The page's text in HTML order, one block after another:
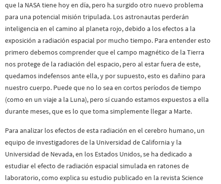
que la NASA tiene hoy en día, pero ha surgido otro nuevo problema
para una potencial misión tripulada. Los astronautas perderán
inteligencia en el camino al planeta rojo, debido a los efectos a la
exposición a radiación espacial por mucho tiempo. Para entender esto
primero debemos comprender que el campo magnético de la Tierra
nos protege de la radiación del espacio, pero al estar fuera de este,
quedamos indefensos ante ella, y por supuesto, esto es dañino para
nuestro cuerpo. Puede que no lo sea en cortos períodos de tiempo
(como en un viaje a la Luna), pero sí cuando estamos expuestos a ella
durante meses, que es lo que toma simplemente llegar a Marte.
Para analizar los efectos de esta radiación en el cerebro humano, un
equipo de investigadores de la Universidad de California y la
Universidad de Nevada, en los Estados Unidos, se ha dedicado a
estudiar el efecto de radiación espacial simulada en ratones de
laboratorio, como explica su estudio publicado en la revista Science